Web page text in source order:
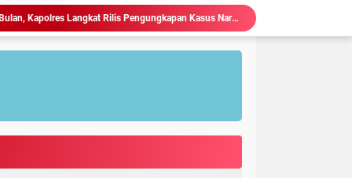
Dalam Kurun Waktu Satu Bulan, Kapolres Langkat Rilis Pengungkapan Kasus Narkotika, Tindak Pidana Kriminal, dan Kekerasan Seksual terhadap Anak.
Kapolres Langkat Perkuat Sinergi dengan FKUB, Kolaborasi Tokoh Agama Jadi Pilar Menjaga Kamtibmas.
Maraknya Judi Togel Di Perbaungan dan Pantai Cermin Menjamur, Warga Desak Kapolres Serge Tangkap Judi Togel